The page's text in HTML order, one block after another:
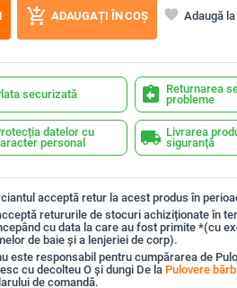
add_shopping_cart ADAUGAȚI ÎN COȘ favorite Adaugă
securizată assignment_return Returnarea
probleme
datelor cu
personal
local_shipping Livrarea
siguranță
acceptă retur la acest produs în
retururile de stocuri achiziționate în
cu data la care au fost primite *(cu
de baie și a lenjeriei de corp).
este responsabil pentru cumpărarea de
cu decolteu O și dungi De la Pulovere
de comandă.